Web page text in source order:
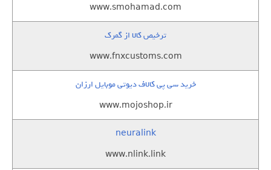
www.smohamad.com
ترخیص کالا از گمرک
www.fnxcustoms.com
خرید سی پی کالاف دیوتی موبایل ارزان
www.mojoshop.ir
neuralink
www.nlink.link